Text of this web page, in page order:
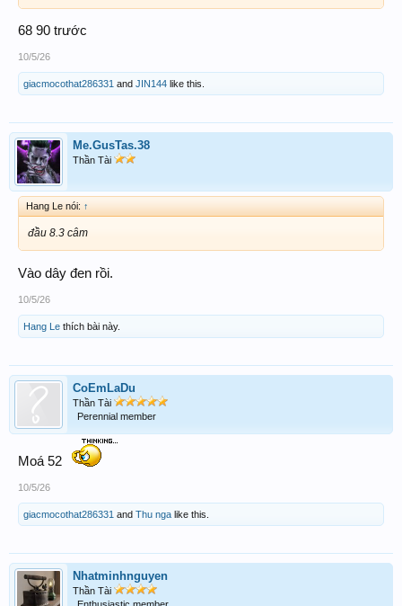
68 90 trước
10/5/26
giacmocothat286331 and JIN144 like this.
Me.GusTas.38
Thần Tài
Hang Le nói: ↑
đầu 8.3 câm
Vào dây đen rồi.
10/5/26
Hang Le thích bài này.
CoEmLaDu
Thần Tài
Perennial member
Moá 52
10/5/26
giacmocothat286331 and Thu nga like this.
Nhatminhnguyen
Thần Tài